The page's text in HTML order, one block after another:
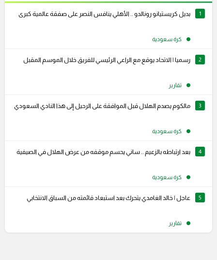
1 بديل كريستيانو رونالدو .. الأهلي ينافس النصر على صفقة عالمية كبرى
كرة سعودية
2 رسميا | الاتحاد يوقع مع الراعي الرئيسي للفريق خلال الموسم المقبل
تقارير
3 مالكوم يصدم الهلال قبل الموافقة على الرحيل إلى هذا النادي السعودي
كرة سعودية
4 بعد ارتباطه بالزعيم .. ساني يحسم موقفه من عرض الهلال في الصيفية
كرة سعودية
5 عاجل | خالد الغامدي يتحرك بعد استبعاد قائمته من السباق الانتخابي
تقارير